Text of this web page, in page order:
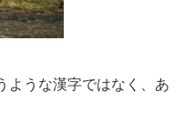
ような漢字ではなく、あ